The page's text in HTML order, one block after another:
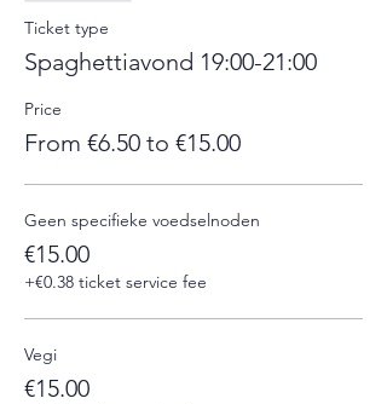
Ticket type
Spaghettiavond 19:00-21:00
Price
From €6.50 to €15.00
Geen specifieke voedselnoden
€15.00
+€0.38 ticket service fee
Vegi
€15.00